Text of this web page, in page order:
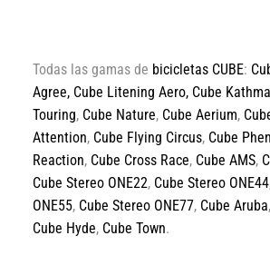
Todas las gamas de bicicletas CUBE:
Agree, Cube Litening Aero, Cube
Touring, Cube Nature, Cube Aerium,
Attention, Cube Flying Circus, Cube
Reaction, Cube Cross Race, Cube AMS,
Cube Stereo ONE22, Cube Stereo ONE44
ONE55, Cube Stereo ONE77, Cube Aruba,
Cube Hyde, Cube Town.